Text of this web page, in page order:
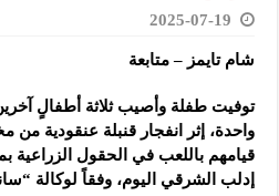
2025-07-19
شام تايمز – متابعة
توفيت طفلة وأصيب ثلاثة أطفالٍ
واحدة، إثر انفجار قنبلة عنقودية من
قيامهم باللعب في الحقول
إدلب الشرقي اليوم، وفقاً لوكالة